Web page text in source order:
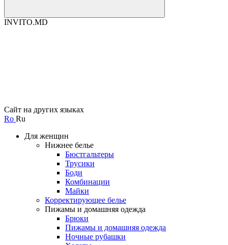
INVITO.MD
Сайт на других языках
Ro Ru
Для женщин
Нижнее белье
Бюстгальтеры
Трусики
Боди
Комбинации
Майки
Корректирующее белье
Пижамы и домашняя одежда
Брюки
Пижамы и домашняя одежда
Ночные рубашки